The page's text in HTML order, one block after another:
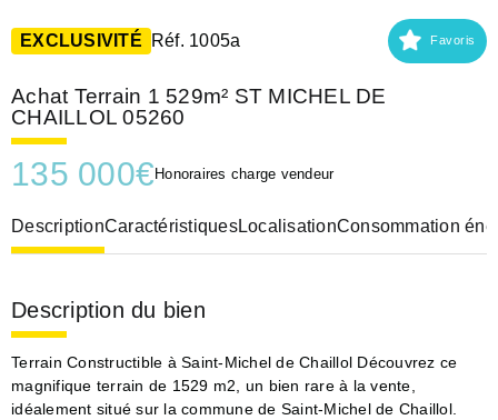
EXCLUSIVITÉ Réf. 1005a Favoris
Achat Terrain 1 529m² ST MICHEL DE
CHAILLOL 05260
135 000€ Honoraires charge vendeur
DescriptionCaractéristiquesLocalisationConsommation
Description du bien
Terrain Constructible à Saint-Michel de Chaillol Découvrez ce
magnifique terrain de 1529 m2, un bien rare à la vente,
idéalement situé sur la commune de Saint-Michel de Chaillol.